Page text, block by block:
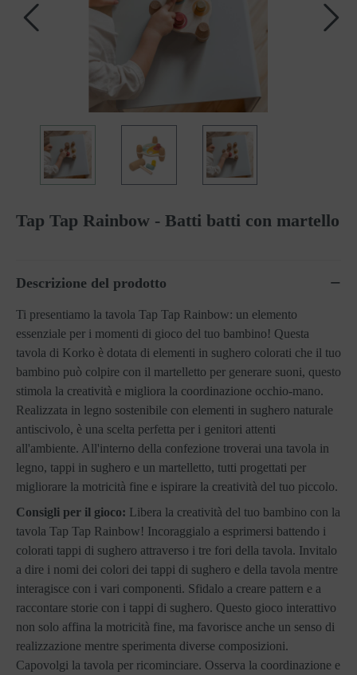
Tap Tap Rainbow - Batti batti con martello
Descrizione del prodotto
Ti presentiamo la tavola Tap Tap Rainbow: un elemento
essenziale per i momenti di gioco del tuo bambino! Questa
tavola di Korko è dotata di elementi in sughero colorati che il tuo
bambino può colpire con il martelletto per generare suoni, questo
stimola la creatività e migliora la coordinazione occhio-mano.
Realizzata in legno sostenibile con elementi in sughero naturale
antiscivolo, è una scelta perfetta per i genitori attenti
all'ambiente. All'interno della confezione troverai una tavola in
legno, tappi in sughero e un martelletto, tutti progettati per
migliorare la motricità fine e ispirare la creatività del tuo piccolo.
Consigli per il gioco: Libera la creatività del tuo bambino con la
tavola Tap Tap Rainbow! Incoraggialo a esprimersi battendo i
colorati tappi di sughero attraverso i tre fori della tavola. Invitalo
a dire i nomi dei colori dei tappi di sughero e della tavola mentre
interagisce con i vari componenti. Sfidalo a creare pattern e a
raccontare storie con i tappi di sughero. Questo gioco interattivo
non solo affina la motricità fine, ma favorisce anche un senso di
realizzazione mentre sperimenta diverse composizioni.
Capovolgi la tavola per ricominciare. Osserva la coordinazione e